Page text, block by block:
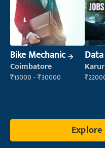
Bike Mechanic
Coimbatore
₹15000 - ₹30000
Karur